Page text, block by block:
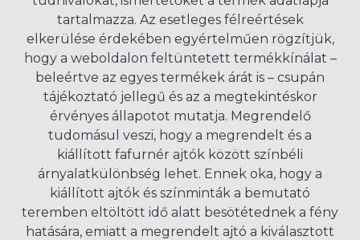
tartalmazza. Az esetleges félreértések
elkerülése érdekében egyértelműen rögzítjük,
hogy a weboldalon feltüntetett termékkínálat –
beleértve az egyes termékek árát is – csupán
tájékoztató jellegű és az a megtekintéskor
érvényes állapotot mutatja. Megrendelő
tudomásul veszi, hogy a megrendelt és a
kiállított fafurnér ajtók között színbéli
árnyalatkülönbség lehet. Ennek oka, hogy a
kiállított ajtók és színminták a bemutató
teremben eltöltött idő alatt besötétednek a fény
hatására, emiatt a megrendelt ajtó a kiválasztott